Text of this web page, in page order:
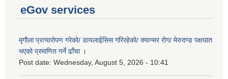
eGov services
मृगौला प्रत्यारोपण गरेको/ डायलाईसिस गरिरहेको/ क्यान्सर रोग/ मेरुदण्ड पक्षघात
भएको प्रमाणित गर्ने ढाँचा ।
Post date: Wednesday, August 5, 2026 - 10:41